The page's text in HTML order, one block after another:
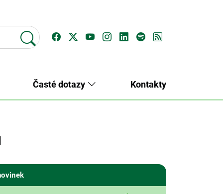
Časté dotazy Kontakty